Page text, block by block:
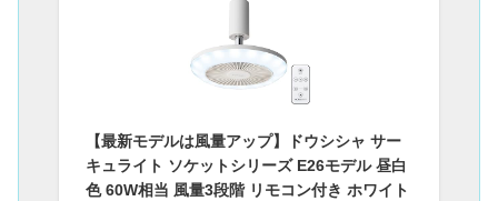
【最新モデルは風量アップ】ドウシシャ サー
キュライト ソケットシリーズ E26モデル 昼白
色 60W相当 風量3段階 リモコン付き ホワイト